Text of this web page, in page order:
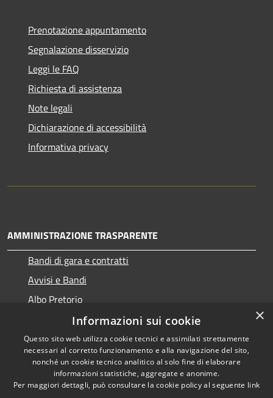
Prenotazione appuntamento
Segnalazione disservizio
Leggi le FAQ
Richiesta di assistenza
Note legali
Dichiarazione di accessibilità
Informativa privacy
AMMINISTRAZIONE TRASPARENTE
Bandi di gara e contratti
Avvisi e Bandi
Albo Pretorio
Accessibilità
Privacy
Copyright © 2026 • Comune di
Ragogna • Powered by
Municipium•Accesso
×
Informazioni sui cookie
Questo sito web utilizza cookie tecnici e assimilati strettamente
necessari al corretto funzionamento e alla navigazione del sito,
nonché un cookie tecnico analitico al solo fine di elaborare
informazioni statistiche, aggregate e anonime.
Per maggiori dettagli, può consultare la cookie policy al seguente link